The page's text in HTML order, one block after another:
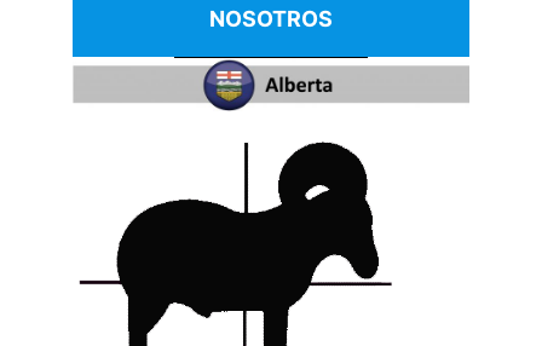
NOSOTROS